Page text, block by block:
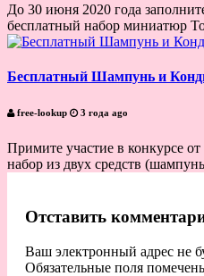
До 30 июня 2020 года
бесплатный набор миниатюр
Бесплатный Шампунь и
free-lookup 3 года ago
Примите участие в конкурсе
набор из двух средств
Отставить
Ваш электронный адрес не
Обязательные поля